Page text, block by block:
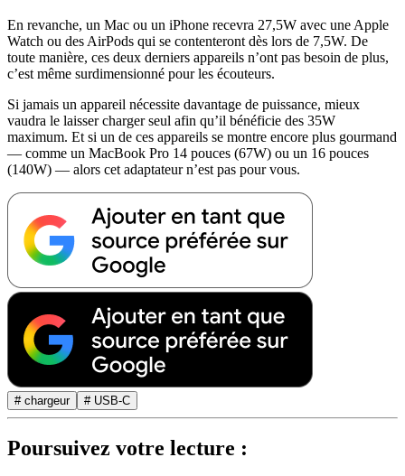
En revanche, un Mac ou un iPhone recevra 27,5W avec une Apple
Watch ou des AirPods qui se contenteront dès lors de 7,5W. De
toute manière, ces deux derniers appareils n’ont pas besoin de plus,
c’est même surdimensionné pour les écouteurs.
Si jamais un appareil nécessite davantage de puissance, mieux
vaudra le laisser charger seul afin qu’il bénéficie des 35W
maximum. Et si un de ces appareils se montre encore plus gourmand
— comme un MacBook Pro 14 pouces (67W) ou un 16 pouces
(140W) — alors cet adaptateur n’est pas pour vous.
# chargeur # USB-C
Poursuivez votre lecture :